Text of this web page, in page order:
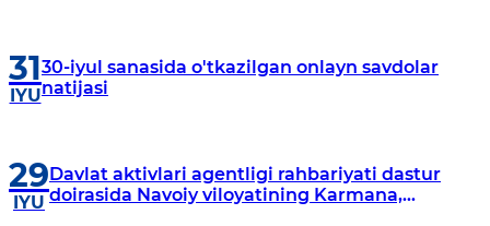
31
IYU
30-iyul sanasida o'tkazilgan onlayn savdolar
natijasi
29
IYU
Davlat aktivlari agentligi rahbariyati dastur
doirasida Navoiy viloyatining Karmana,